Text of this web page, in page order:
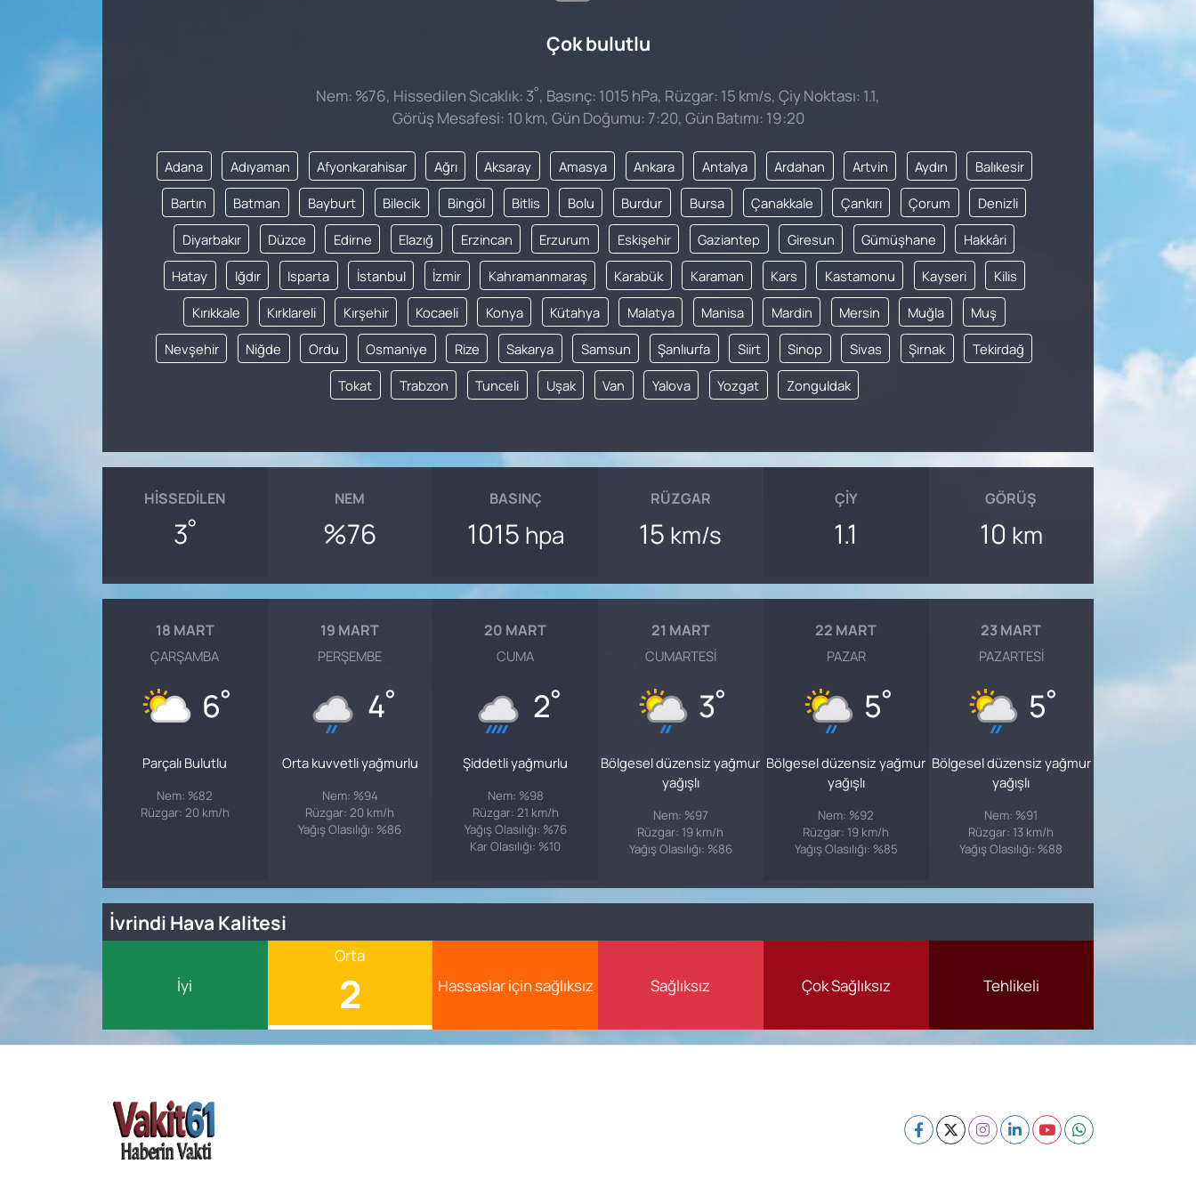
Çok bulutlu
Nem: %76, Hissedilen Sıcaklık: 3°, Basınç: 1015 hPa, Rüzgar: 15 km/s, Çiy Noktası: 1.1,
Görüş Mesafesi: 10 km, Gün Doğumu: 7:20, Gün Batımı: 19:20
Adana Adıyaman Afyonkarahisar Ağrı Aksaray Amasya Ankara Antalya Ardahan Artvin Aydın Balıkesir
Bartın Batman Bayburt Bilecik Bingöl Bitlis Bolu Burdur Bursa Çanakkale Çankırı Çorum Denizli
Diyarbakır Düzce Edirne Elazığ Erzincan Erzurum Eskişehir Gaziantep Giresun Gümüşhane Hakkâri
Hatay Iğdır Isparta İstanbul İzmir Kahramanmaraş Karabük Karaman Kars Kastamonu Kayseri Kilis
Kırıkkale Kırklareli Kırşehir Kocaeli Konya Kütahya Malatya Manisa Mardin Mersin Muğla Muş
Nevşehir Niğde Ordu Osmaniye Rize Sakarya Samsun Şanlıurfa Siirt Sinop Sivas Şırnak Tekirdağ
Tokat Trabzon Tunceli Uşak Van Yalova Yozgat Zonguldak
HISSEDILEN
3°
NEM
%76
BASINÇ
1015 hpa
RÜZGAR
15 km/s
ÇIY
1.1
GÖRÜŞ
10 km
18 MART
ÇARŞAMBA
6°
Parçalı Bulutlu
Nem: %82
Rüzgar: 20 km/h
19 MART
PERŞEMBE
4°
Orta kuvvetli yağmurlu
Nem: %94
Rüzgar: 20 km/h
Yağış Olasılığı: %86
20 MART
CUMA
2°
Şiddetli yağmurlu
Nem: %98
Rüzgar: 21 km/h
Yağış Olasılığı: %76
Kar Olasılığı: %10
21 MART
CUMARTESI
3°
Bölgesel düzensiz yağmur
yağışlı
Nem: %97
Rüzgar: 19 km/h
Yağış Olasılığı: %86
22 MART
PAZAR
5°
Bölgesel düzensiz yağmur
yağışlı
Nem: %92
Rüzgar: 19 km/h
Yağış Olasılığı: %85
23 MART
PAZARTESI
5°
Bölgesel düzensiz yağmur
yağışlı
Nem: %91
Rüzgar: 13 km/h
Yağış Olasılığı: %88
İvrindi Hava Kalitesi
İyi
Orta
2 Hassaslar için sağlıksız Sağlıksız Çok Sağlıksız Tehlikeli